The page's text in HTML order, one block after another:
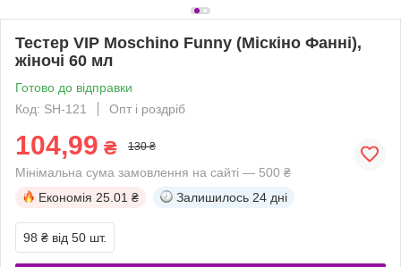
Тестер VIP Moschino Funny (Міскіно Фанні),
жіночі 60 мл
Готово до відправки
Код: SH-121
Опт і роздріб
104,99 ₴ 130 ₴
Мінімальна сума замовлення на сайті — 500 ₴
Економія 25.01 ₴ Залишилось 24 дні
98 ₴ від 50 шт.